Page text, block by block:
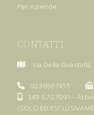
Per Aziende
CONTATTI
Via Della
02.36567455
349 8707091 –
(SOLO ED